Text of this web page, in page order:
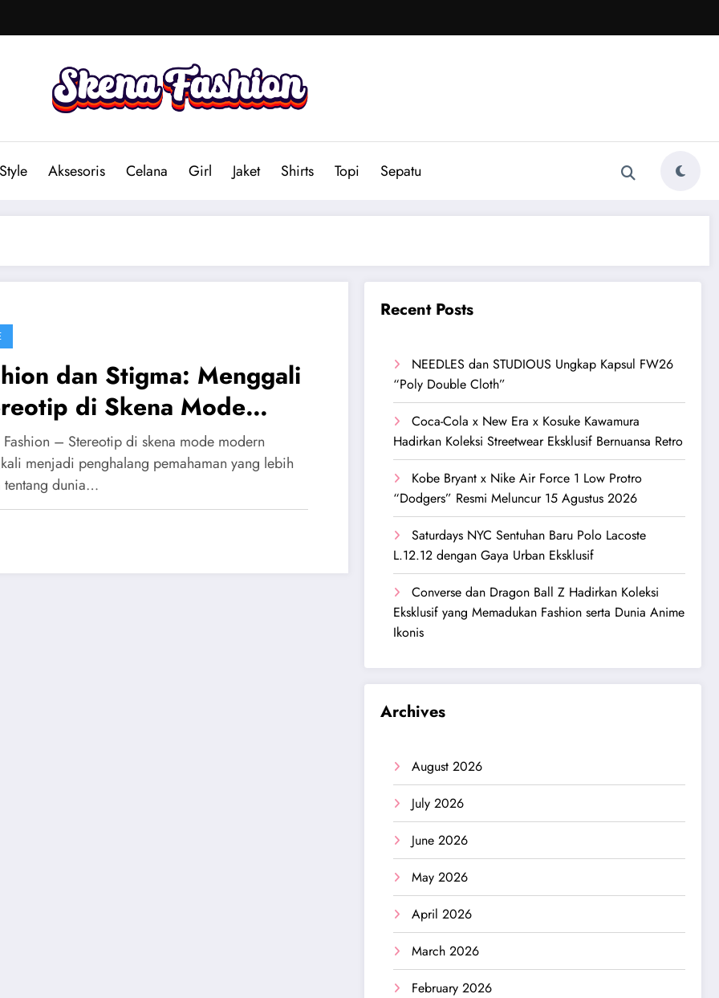
Style Aksesoris Celana Girl Jaket Shirts Topi Sepatu
dan Stigma: Menggali
di Skena Mode
Fashion – Stereotip di skena mode modern
menjadi penghalang pemahaman yang lebih
tentang dunia…
Recent Posts
NEEDLES dan STUDIOUS Ungkap Kapsul FW26
“Poly Double Cloth”
Coca-Cola x New Era x Kosuke Kawamura
Hadirkan Koleksi Streetwear Eksklusif Bernuansa Retro
Kobe Bryant x Nike Air Force 1 Low Protro
“Dodgers” Resmi Meluncur 15 Agustus 2026
Saturdays NYC Sentuhan Baru Polo Lacoste
L.12.12 dengan Gaya Urban Eksklusif
Converse dan Dragon Ball Z Hadirkan Koleksi
Eksklusif yang Memadukan Fashion serta Dunia Anime
Ikonis
Archives
August 2026
July 2026
June 2026
May 2026
April 2026
March 2026
February 2026